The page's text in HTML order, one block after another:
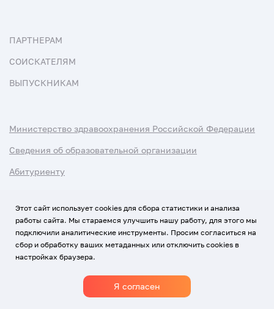
ПАРТНЕРАМ
СОИСКАТЕЛЯМ
ВЫПУСКНИКАМ
Министерство здравоохранения Российской Федерации
Сведения об образовательной организации
Абитуриенту
Использование Cookies
Политика обработки персональных данных
© Все права защищены
Этот сайт использует cookies для сбора статистики и анализа
работы сайта. Мы стараемся улучшить нашу работу, для этого мы
подключили аналитические инструменты. Просим согласиться на
сбор и обработку ваших метаданных или отключить cookies в
настройках браузера.
Я согласен